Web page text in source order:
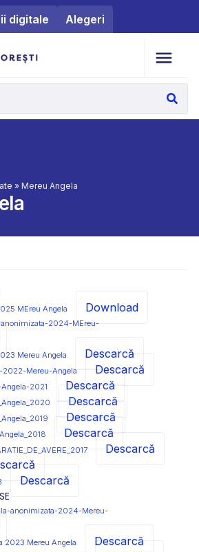
digitale Alegeri
» Mereu Angela
MEreu Angela Download
2024-MEreu-
Mereu Angela Descarcă
2022-Mereu-Angela Descarcă
2021 Descarcă
Descarcă
Descarcă
Descarcă
Descarcă
Descarcă
anonimizata-2024-Mereu-
2023 Mereu Angela Descarcă